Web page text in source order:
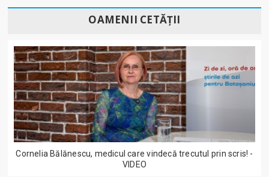
OAMENII CETĂȚII
Cornelia Bălănescu, medicul care vindecă trecutul prin scris! -
VIDEO